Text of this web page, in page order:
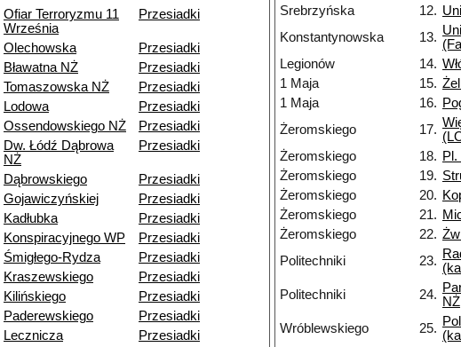
Ofiar Terroryzmu 11
Września
Przesiadki
Olechowska
Przesiadki
Bławatna NŻ
Przesiadki
Tomaszowska NŻ
Przesiadki
Lodowa
Przesiadki
Ossendowskiego NŻ
Przesiadki
Dw. Łódź Dąbrowa
NŻ
Przesiadki
Dąbrowskiego
Przesiadki
Gojawiczyńskiej
Przesiadki
Kadłubka
Przesiadki
Konspiracyjnego WP
Przesiadki
Śmigłego-Rydza
Przesiadki
Kraszewskiego
Przesiadki
Kilińskiego
Przesiadki
Paderewskiego
Przesiadki
Lecznicza
Przesiadki
Srebrzyńska
12.
Konstantynowska
13.
Legionów
14.
1 Maja
15.
1 Maja
16.
Żeromskiego
17.
Żeromskiego
18.
Żeromskiego
19.
Żeromskiego
20.
Żeromskiego
21.
Żeromskiego
22.
Politechniki
23.
Politechniki
24. NŻ
Wróblewskiego
25.